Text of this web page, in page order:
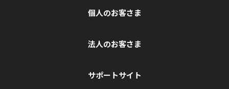
個人のお客さま
法人のお客さま
サポートサイト